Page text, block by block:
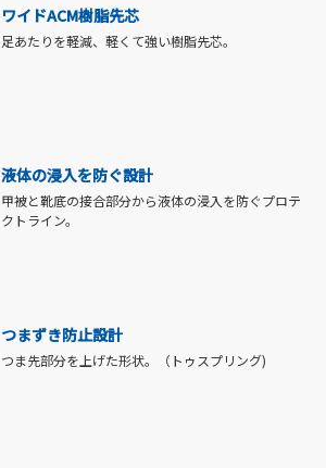
ワイドACM樹脂先芯
足あたりを軽減、軽くて強い樹脂先芯。
液体の浸入を防ぐ設計
甲被と靴底の接合部分から液体の浸入を防ぐプロテ
クトライン。
つまずき防止設計
つま先部分を上げた形状。（トゥスプリング)